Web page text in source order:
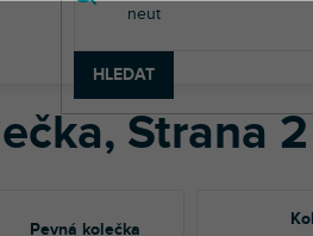
HLEDAT
materiál
, Strana 2
Pevná kolečka